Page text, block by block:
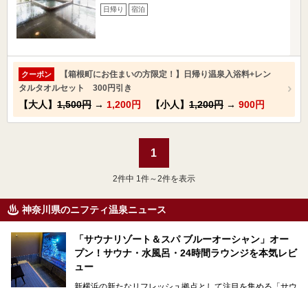
日帰り 宿泊
クーポン
【箱根町にお住まいの方限定！】日帰り温泉入浴料+レン
タルタオルセット 300円引き
【大人】 1,500円 → 1,200円 【小人】 1,200円 → 900円
1
2件中 1件～2件を表示
神奈川県のニフティ温泉ニュース
「サウナリゾート＆スパ ブルーオーシャン」オー
プン！サウナ・水風呂・24時間ラウンジを本気レビ
ュー